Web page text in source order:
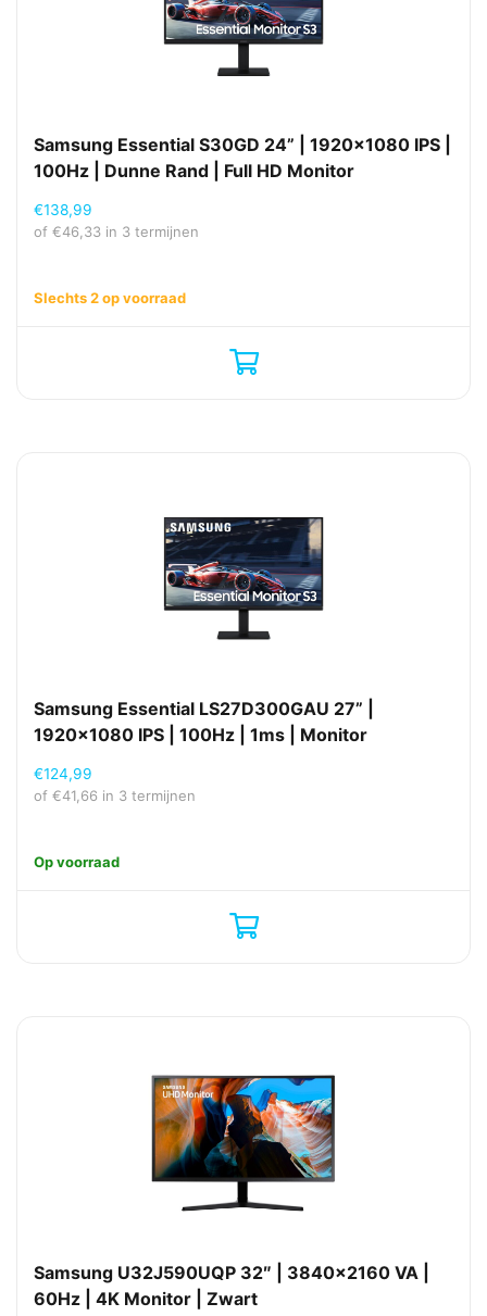
Samsung Essential S30GD 24” | 1920×1080 IPS |
100Hz | Dunne Rand | Full HD Monitor
€138,99
of €46,33 in 3 termijnen
Slechts 2 op voorraad
Samsung Essential LS27D300GAU 27” |
1920×1080 IPS | 100Hz | 1ms | Monitor
€124,99
of €41,66 in 3 termijnen
Op voorraad
Samsung U32J590UQP 32″ | 3840×2160 VA |
60Hz | 4K Monitor | Zwart